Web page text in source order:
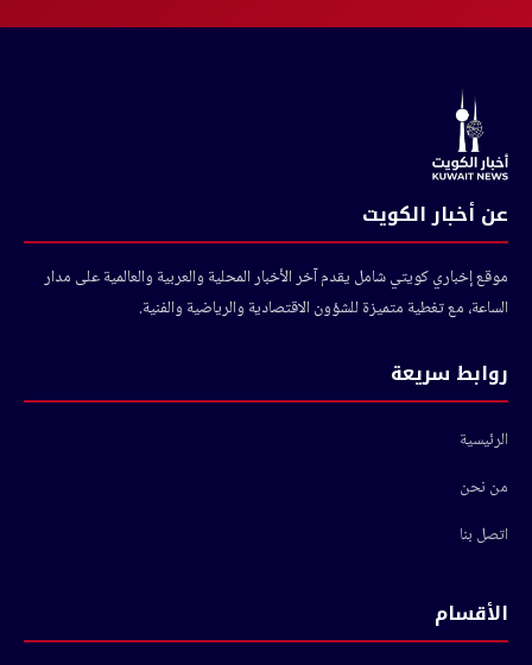
عن أخبار الكويت
موقع إخباري كويتي شامل يقدم آخر الأخبار المحلية والعربية والعالمية على مدار
الساعة، مع تغطية متميزة للشؤون الاقتصادية والرياضية والفنية.
روابط سريعة
الرئيسية
من نحن
اتصل بنا
الأقسام